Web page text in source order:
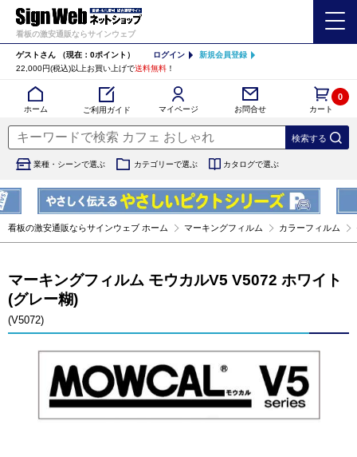
看板の激安通販ならサインウェブ
ゲストさん （現在：0ポイント） ログイン
新規会員登録
22,000円(税込)以上お買い上げで送料無料 ！
ホーム ご利用ガイド マイページ お問合せ カート
0
業種・シーンで選ぶ カテゴリーで選ぶ カタログで選ぶ
看板の激安通販ならサインウェブ ホーム マーキングフィルム カラーフィルム
マーキングフィルム モウカルV5 V5072 ホワイト
(グレー糊)
(V5072)